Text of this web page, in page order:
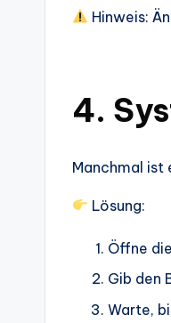
Hinweis:
4.
Manchmal ist
Lösung:
Öffne
Gib den
Warte,